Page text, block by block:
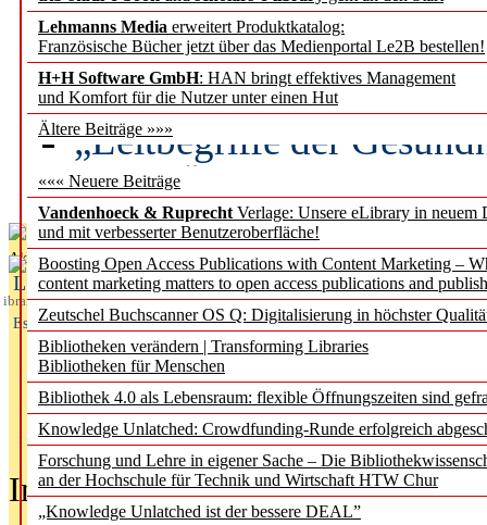
Lehmanns Media erweitert Produktkatalog:
Französische Bücher jetzt über das Medienportal Le2B bestellen!
H+H Software GmbH: HAN bringt effektives Management
und Komfort für die Nutzer unter einen Hut
Ältere Beiträge »»»
««« Neuere Beiträge
Vandenhoeck & Ruprecht Verlage: Unsere eLibrary in neuem
und mit verbesserter Benutzeroberfläche!
Boosting Open Access Publications with Content Marketing –
content marketing matters to open access publications and
Zeutschel Buchscanner OS Q: Digitalisierung in höchster
Bibliotheken verändern | Transforming Libraries
Bibliotheken für Menschen
Bibliothek 4.0 als Lebensraum: flexible Öffnungszeiten sind
Knowledge Unlatched: Crowdfunding-Runde erfolgreich
Forschung und Lehre in eigener Sache – Die
an der Hochschule für Technik und Wirtschaft HTW Chur
„Knowledge Unlatched ist der bessere DEAL”
Künstliche Intelligenz
besser zu verstehen
„Leitbegriffe der
des BIÖG erscheinen
Aktuelles aus
L
ibrary
Essentials
In der Ausgabe06/2026(August